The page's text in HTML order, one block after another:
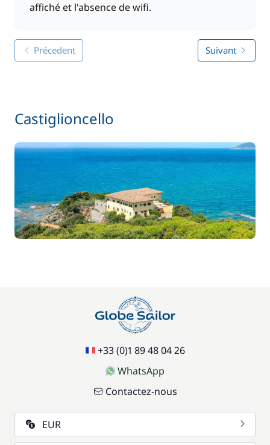
affiché et l'absence de wifi.
Précedent Suivant
Castiglioncello
+33 (0)1 89 48 04 26
WhatsApp
Contactez-nous
EUR